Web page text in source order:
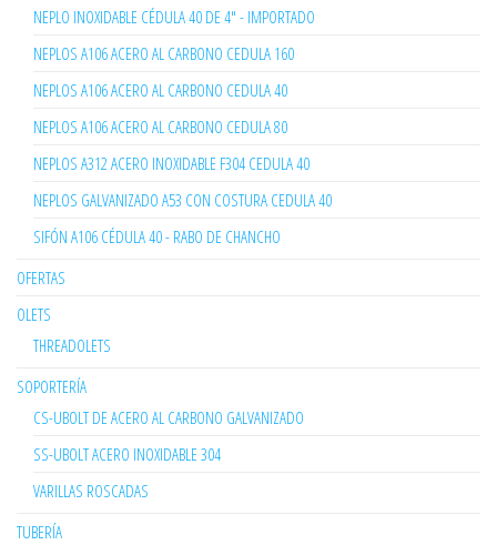
NEPLO INOXIDABLE CÉDULA 40 DE 4" - IMPORTADO
NEPLOS A106 ACERO AL CARBONO CEDULA 160
NEPLOS A106 ACERO AL CARBONO CEDULA 40
NEPLOS A106 ACERO AL CARBONO CEDULA 80
NEPLOS A312 ACERO INOXIDABLE F304 CEDULA 40
NEPLOS GALVANIZADO A53 CON COSTURA CEDULA 40
SIFÓN A106 CÉDULA 40 - RABO DE CHANCHO
OFERTAS
OLETS
THREADOLETS
SOPORTERÍA
CS-UBOLT DE ACERO AL CARBONO GALVANIZADO
SS-UBOLT ACERO INOXIDABLE 304
VARILLAS ROSCADAS
TUBERÍA